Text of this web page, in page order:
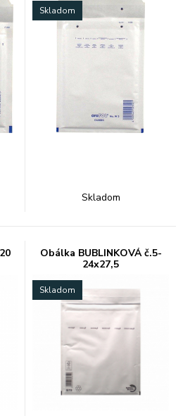
Skladom
Skladom
Obálka BUBLINKOVÁ č.5-
24x27,5
Skladom